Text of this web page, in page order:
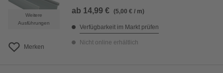
Weitere
Ausführungen
Merken
ab 14,99 € (5,00 € / m)
Verfügbarkeit im Markt prüfen
Nicht online erhältlich